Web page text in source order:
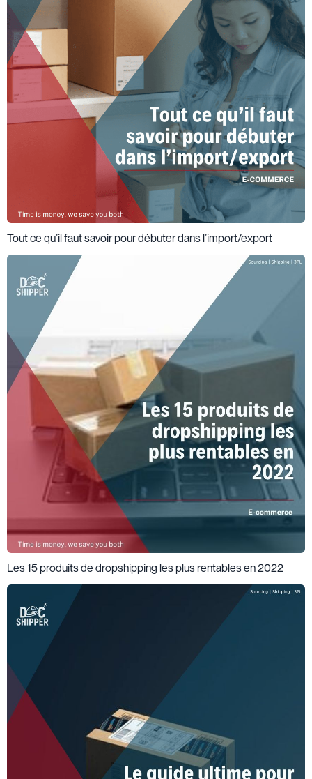
Tout ce qu’il faut savoir pour débuter dans l’import/export
Les 15 produits de dropshipping les plus rentables en 2022